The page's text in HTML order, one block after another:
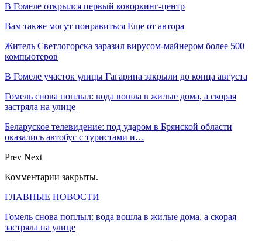
В Гомеле открылся первый коворкинг-центр
Вам также могут понравиться Еще от автора
Житель Светлогорска заразил вирусом-майнером более 500
компьютеров
В Гомеле участок улицы Гагарина закрыли до конца августа
Гомель снова поплыл: вода вошла в жилые дома, а скорая
застряла на улице
Беларуское телевидение: под ударом в Брянской области
оказались автобус с туристами и…
Prev Next
Комментарии закрыты.
ГЛАВНЫЕ НОВОСТИ
Гомель снова поплыл: вода вошла в жилые дома, а скорая
застряла на улице